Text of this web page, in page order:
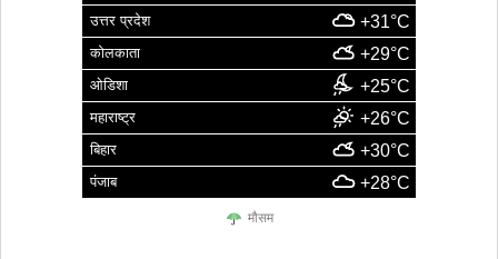
उत्तर प्रदेश +31°C
कोलकाता +29°C
ओडिशा +25°C
महाराष्ट्र +26°C
बिहार +30°C
पंजाब +28°C
मौसम